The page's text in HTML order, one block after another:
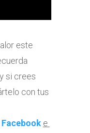
este
si crees
con tus
Facebook e